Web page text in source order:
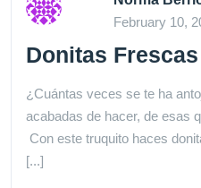
February 10,
Donitas Frescas
¿Cuántas veces se te ha
acabadas de hacer, de esas
Con este truquito haces
[...]